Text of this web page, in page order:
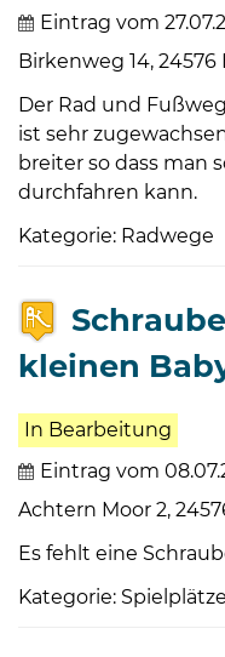
Eintrag vom
Birkenweg 14,
Der Rad und
ist sehr
breiter so dass man
durchfahren kann.
Kategorie: Radwege
kleinen
In Bearbeitung
Eintrag vom
Achtern Moor 2,
Es fehlt eine
Kategorie: Spielplätze